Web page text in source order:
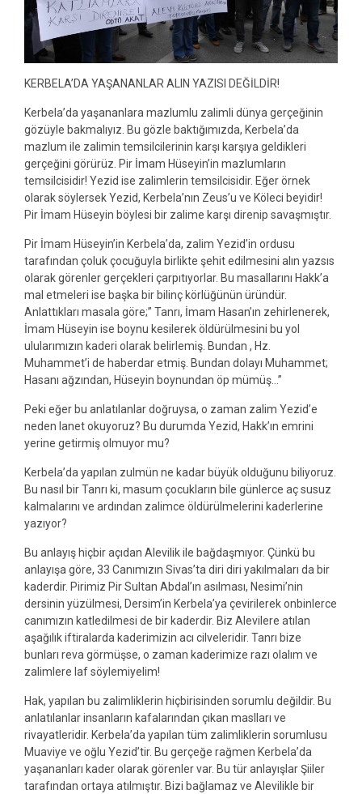
KERBELA’DA YAŞANANLAR ALIN YAZISI DEĞİLDİR!
Kerbela’da yaşananlara mazlumlu zalimli dünya gerçeğinin
gözüyle bakmalıyız. Bu gözle baktığımızda, Kerbela’da
mazlum ile zalimin temsilcilerinin karşı karşıya geldikleri
gerçeğini görürüz. Pir İmam Hüseyin’in mazlumların
temsilcisidir! Yezid ise zalimlerin temsilcisidir. Eğer örnek
olarak söylersek Yezid, Kerbela’nın Zeus’u ve Köleci beyidir!
Pir İmam Hüseyin böylesi bir zalime karşı direnip savaşmıştır.
Pir İmam Hüseyin’in Kerbela’da, zalim Yezid’in ordusu
tarafından çoluk çocuğuyla birlikte şehit edilmesini alın yazsıs
olarak görenler gerçekleri çarpıtıyorlar. Bu masallarını Hakk’a
mal etmeleri ise başka bir bilinç körlüğünün üründür.
Anlattıkları masala göre;” Tanrı, İmam Hasan’ın zehirlenerek,
İmam Hüseyin ise boynu kesilerek öldürülmesini bu yol
ulularımızın kaderi olarak belirlemiş. Bundan , Hz.
Muhammet’i de haberdar etmiş. Bundan dolayı Muhammet;
Hasanı ağzından, Hüseyin boynundan öp mümüş…”
Peki eğer bu anlatılanlar doğruysa, o zaman zalim Yezid’e
neden lanet okuyoruz? Bu durumda Yezid, Hakk’ın emrini
yerine getirmiş olmuyor mu?
Kerbela’da yapılan zulmün ne kadar büyük olduğunu biliyoruz.
Bu nasıl bir Tanrı ki, masum çocukların bile günlerce aç susuz
kalmalarını ve ardından zalimce öldürülmelerini kaderlerine
yazıyor?
Bu anlayış hiçbir açıdan Alevilik ile bağdaşmıyor. Çünkü bu
anlayışa göre, 33 Canımızın Sivas’ta diri diri yakılmaları da bir
kaderdir. Pirimiz Pir Sultan Abdal’ın asılması, Nesimi’nin
dersinin yüzülmesi, Dersim’in Kerbela’ya çevirilerek onbinlerce
canımızın katledilmesi de bir kaderdir. Biz Alevilere atılan
aşağılık iftiralarda kaderimizin acı cilveleridir. Tanrı bize
bunları reva görmüşse, o zaman kaderimize razı olalım ve
zalimlere laf söylemiyelim!
Hak, yapılan bu zalimliklerin hiçbirisinden sorumlu değildir. Bu
anlatılanlar insanların kafalarından çıkan maslları ve
rivayatleridir. Kerbela’da yapılan tüm zalimliklerin sorumlusu
Muaviye ve oğlu Yezid’tir. Bu gerçeğe rağmen Kerbela’da
yaşananları kader olarak görenler var. Bu tür anlayışlar Şiiler
tarafından ortaya atılmıştır. Bizi bağlamaz ve Alevilikle bir